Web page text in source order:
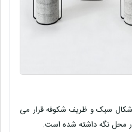
سبک و ظریف شکوفه قرار می
محل نگه داشته شده است.